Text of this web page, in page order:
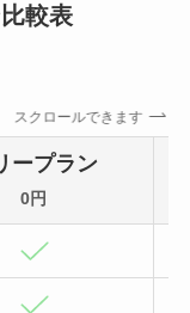
較表
スクロールできます
ープラン
0円